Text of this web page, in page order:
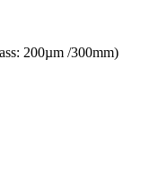
200µm /300mm)